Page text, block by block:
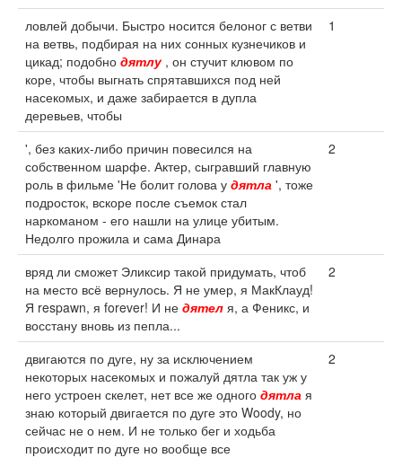
ловлей добычи. Быстро носится белоног с ветви
на ветвь, подбирая на них сонных кузнечиков и
цикад; подобно дятлу, он стучит клювом по
коре, чтобы выгнать спрятавшихся под ней
насекомых, и даже забирается в дупла
деревьев, чтобы
1
', без каких-либо причин повесился на
собственном шарфе. Актер, сыгравший главную
роль в фильме 'Не болит голова у дятла ', тоже
подросток, вскоре после съемок стал
наркоманом - его нашли на улице убитым.
Недолго прожила и сама Динара
2
вряд ли сможет Эликсир такой придумать, чтоб
на место всё вернулось. Я не умер, я МакКлауд!
Я respawn, я forever! И не дятел я, а Феникс, и
восстану вновь из пепла...
2
двигаются по дуге, ну за исключением
некоторых насекомых и пожалуй дятла так уж у
него устроен скелет, нет все же одного дятла я
знаю который двигается по дуге это Woody, но
сейчас не о нем. И не только бег и ходьба
происходит по дуге но вообще все
2